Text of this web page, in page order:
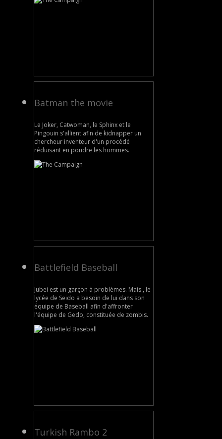
Batman the movie
Le Joker, Catwoman, le Sphinx et le
Pingouin s'allient afin de kidnapper un
chercheur inventeur d'un procédé
réduisant en poudre les hommes.
Battlefield Baseball
Jubei est un garçon à problèmes. Mais , le
lycée de Seido a besoin de lui dans son
équipe de Baseball afin d'affronter
l'équipe de Gedo, constituée de zombis.
Turkish Rambo 2